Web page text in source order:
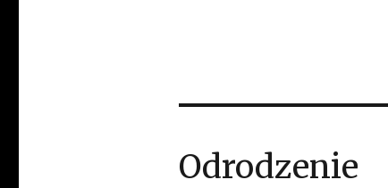
Odrodzenie